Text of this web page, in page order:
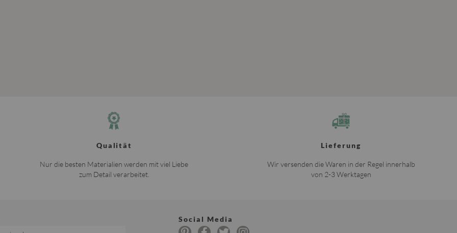
Qualität
Nur die besten Materialien werden mit viel Liebe
zum Detail verarbeitet.
Lieferung
Wir versenden die Waren in der Regel innerhalb
von 2-3 Werktagen
Social Media